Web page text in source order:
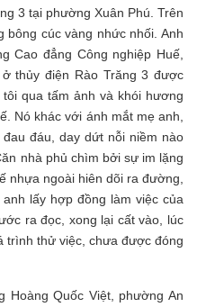
3 tại phường Xuân Phú. Trên
cúc vàng nhức nhối. Anh
Cao đẳng Công nghiệp Huế,
thủy điện Rào Trăng 3 được
qua tấm ảnh và khói hương
Nó khác với ánh mắt mẹ anh,
đáu, day dứt nỗi niềm nào
nhà phủ chìm bởi sự im lặng
nhựa ngoài hiên dõi ra đường,
lấy hợp đồng làm việc của
ra đọc, xong lại cất vào, lúc
trình thử việc, chưa được đóng
Quốc Việt, phường An